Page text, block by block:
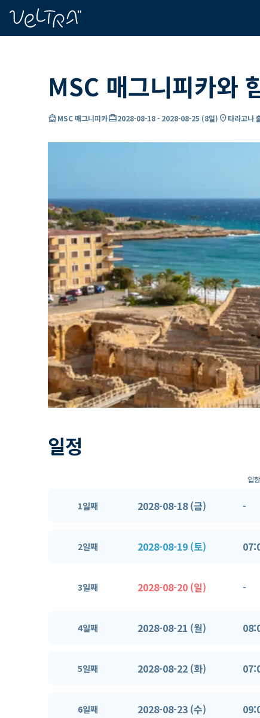
MSC 매그니피카와
directions_boatMSC 매그니피카card_travel2028-08-18- 2028-08-25 (8일) location_on타라고나
일정
입항
1일째 2028-08-18 (금) -
2일째 2028-08-19 (토)
3일째 2028-08-20 (일) -
4일째 2028-08-21 (월)
5일째 2028-08-22 (화)
6일째 2028-08-23 (수)